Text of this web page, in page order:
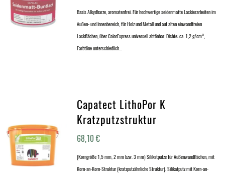
Basis Alkydharze, aromatenfrei. Für hochwertige seidenmatte Lackierarbeiten im
Außen- und Innenbereich, für Holz und Metall und auf alten einwandfreien
Lackflächen, über ColorExpress universell abtönbar. Dichte: ca. 1,2 g/cm³,
Farbtöne unterschiedlich…
Capatect LithoPor K
Kratzputzstruktur
68,10€
(Korngröße 1,5 mm, 2 mm bzw. 3 mm) Silikatputze für Außenwandflächen, mit
Korn-an-Korn-Struktur (kratzputzähnliche Struktur). Silikatputz mit Korn-an-